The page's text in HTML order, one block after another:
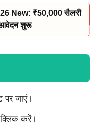
New: ₹50,000 सैलरी
आवेदन शुरू
पर जाएं।
करें।